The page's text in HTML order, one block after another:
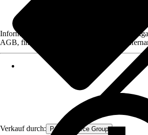
Verkauf durch: Procommerce Group
Informationen des Verkäufers, wie z. B.
AGB, finden Sie bei Klick auf den